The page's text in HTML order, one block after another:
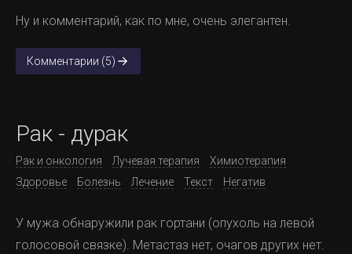
Ну и комментарий, как по мне, очень элегантен.
Комментарии (5)
Рак - дурак
Рак и онкология Лучевая терапия
Химиотерапия
Здоровье
Болезнь Лечение Текст Негатив
У мужа обнаружили рак гортани (опухоль на левой
голосовой связке). Метастаз нет, очагов других нет.